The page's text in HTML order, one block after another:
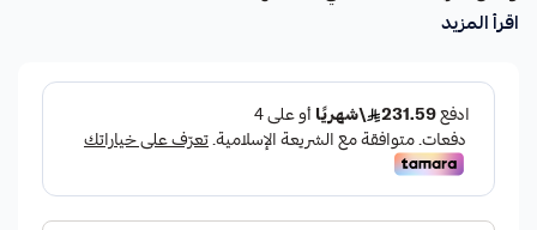
اقرأ المزيد